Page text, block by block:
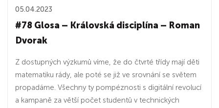
05.04.2023
#78 Glosa – Královská disciplína – Roman
Dvorak
Z dostupných výzkumů víme, že do čtvrté třídy mají děti
matematiku rády, ale poté se již ve srovnání se světem
propadáme. Všechny ty pompéznosti s digitální revolucí
a kampaně za větší počet studentů v technických